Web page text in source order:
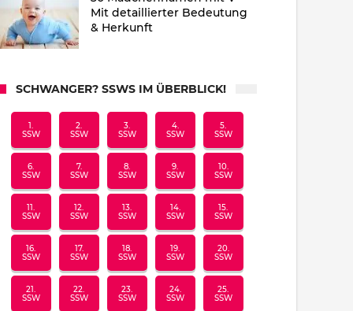
Mit detaillierter Bedeutung
& Herkunft
SCHWANGER? SSWS IM ÜBERBLICK!
1.
SSW
2.
SSW
3.
SSW
4.
SSW
5.
SSW
6.
SSW
7.
SSW
8.
SSW
9.
SSW
10.
SSW
11.
SSW
12.
SSW
13.
SSW
14.
SSW
15.
SSW
16.
SSW
17.
SSW
18.
SSW
19.
SSW
20.
SSW
21.
SSW
22.
SSW
23.
SSW
24.
SSW
25.
SSW